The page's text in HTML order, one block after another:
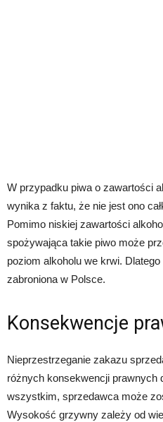
W przypadku piwa o zawartości
wynika z faktu, że nie jest ono
Pomimo niskiej zawartości
spożywająca takie piwo może
poziom alkoholu we krwi.
zabroniona w Polsce.
Konsekwencje
Nieprzestrzeganie zakazu
różnych konsekwencji prawnych
wszystkim, sprzedawca może
Wysokość grzywny zależy od